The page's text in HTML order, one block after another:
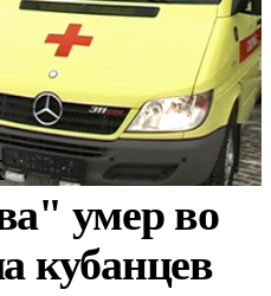
умер во
кубанцев